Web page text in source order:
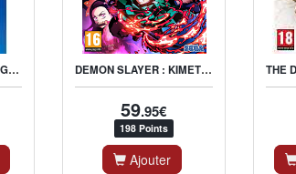
CARTE PSN CARD BELGIQUE 100 EUROS DEMON SLAYER : KIMETSU NO YAIBA - THE HINOKAMI CHRONICLES
59.95€
198 Points
Ajouter